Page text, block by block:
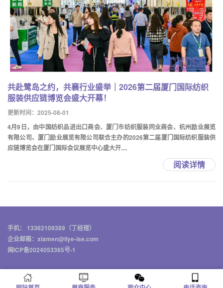
共赴鹭岛之约，共襄行业盛举｜2026第二届厦门国际纺织
服装供应链博览会盛大开幕！
更新时间：2025-08-01
4月9日，由中国纺织品进出口商会、厦门市纺织服装同业商会、杭州励业展览
有限公司、厦门励业展览有限公司联合主办的2026第二届厦门国际纺织服装供
应链博览会在厦门国际会议展览中心盛大开....
阅读详情
手机： 13362109389（丁经理）
企业邮箱：xiamen@liye-ise.com
闽ICP备2024053365号-1